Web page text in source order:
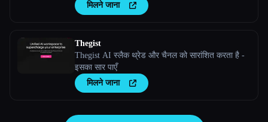
मिलने जाना
Thegist
Thegist AI स्लैक थ्रेड और चैनल को सारांशित करता है -
इसका सार पाएँ
मिलने जाना